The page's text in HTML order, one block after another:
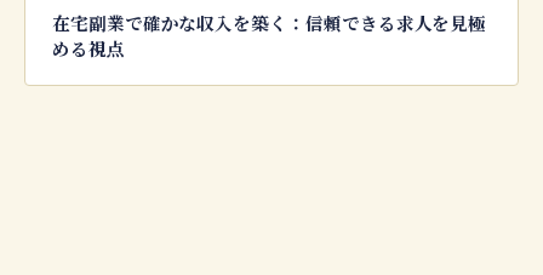
在宅副業で確かな収入を築く：信頼できる求人を見極
める視点